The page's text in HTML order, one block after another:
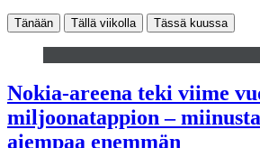
Tänään Tällä viikolla Tässä kuussa
Nokia-areena teki viime
miljoonatappion –
aiempaa enemmän